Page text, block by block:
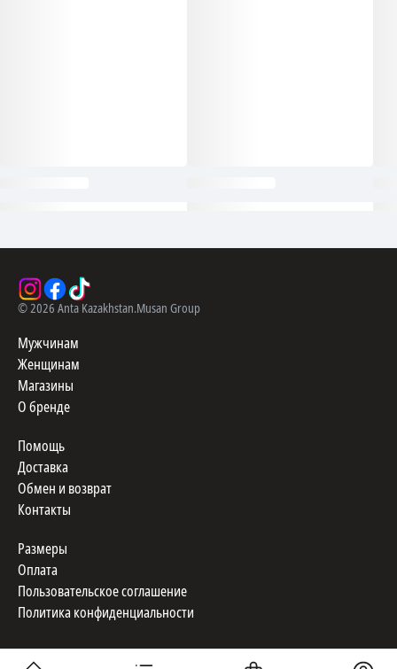
©2026 Anta Kazakhstan.Musan Group
Мужчинам
Женщинам
Магазины
О бренде
Помощь
Доставка
Обмен и возврат
Контакты
Размеры
Оплата
Пользовательское соглашение
Политика конфиденциальности